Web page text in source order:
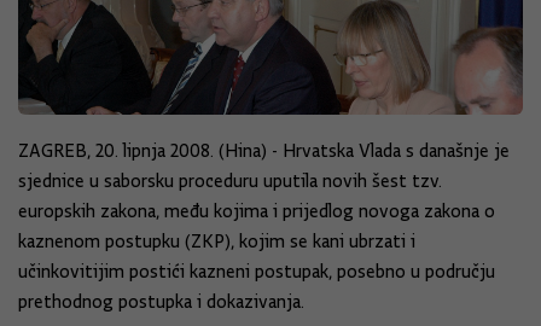
ZAGREB, 20. lipnja 2008. (Hina) - Hrvatska Vlada s današnje je
sjednice u saborsku proceduru uputila novih šest tzv.
europskih zakona, među kojima i prijedlog novoga zakona o
kaznenom postupku (ZKP), kojim se kani ubrzati i
učinkovitijim postići kazneni postupak, posebno u području
prethodnog postupka i dokazivanja.